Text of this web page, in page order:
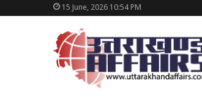
15 June, 2026 10:54 PM